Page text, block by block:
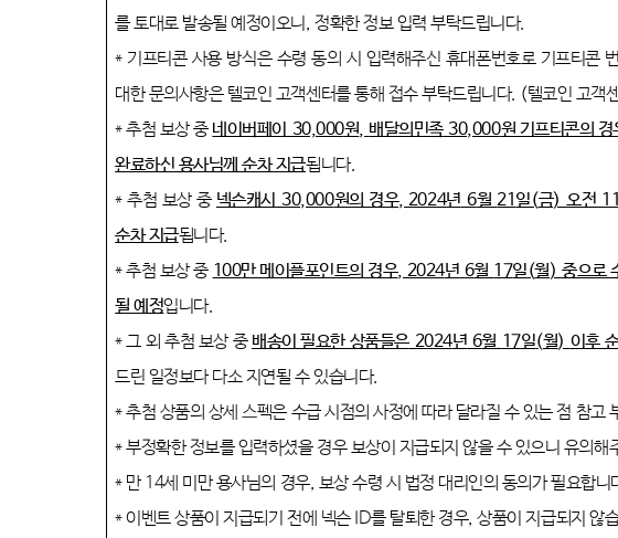
를 토대로 발송될 예정이오니 ,정확한 정보 입력 부탁드립니다.
*기프티콘 사용 방식은 수령 동의 시 입력해주신 휴대폰번호로 기프티콘
대한 문의사항은 텔코인 고객센터를 통해 접수 부탁드립니다. (텔코인 고객
*추첨 보상 중 네이버페이 30,000원, 배달의민족30,000원 기프티콘의 경
완료하신 용사님께 순차 지급됩니다.
*추첨 보상 중 넥슨캐시 30,000원의 경우, 2024년 6월21일(금) 오전
순차 지급됩니다.
*추첨 보상 중 100만 메이플포인트의 경우, 2024년 6월 17일(월)중으로
될 예정입니다.
*그 외 추첨 보상 중 배송이 필요한 상품들은2024년 6월 17일(월) 이후
드린 일정보다 다소 지연될 수 있습니다.
*추첨 상품의 상세 스펙은 수급 시점의 사정에 따라 달라질 수 있는 점 참고
*부정확한 정보를 입력하셨을 경우 보상이 지급되지 않을 수 있으니 유의해
* 만14세 미만 용사님의 경우, 보상 수령 시 법정 대리인의 동의가 필요합니
* 이벤트 상품이 지급되기 전에 넥슨ID를 탈퇴한 경우,상품이 지급되지 않